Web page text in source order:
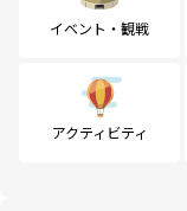
イベント・観戦
アクティビティ